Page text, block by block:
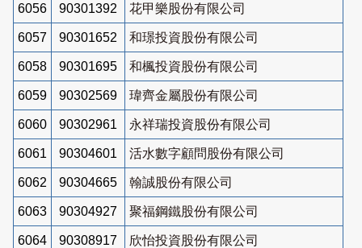
6056 90301392 花甲樂股份有限公司
6057 90301652 和璟投資股份有限公司
6058 90301695 和楓投資股份有限公司
6059 90302569 瑋齊金屬股份有限公司
6060 90302961 永祥瑞投資股份有限公司
6061 90304601 活水數字顧問股份有限公司
6062 90304665 翰誠股份有限公司
6063 90304927 聚福鋼鐵股份有限公司
6064 90308917 欣怡投資股份有限公司